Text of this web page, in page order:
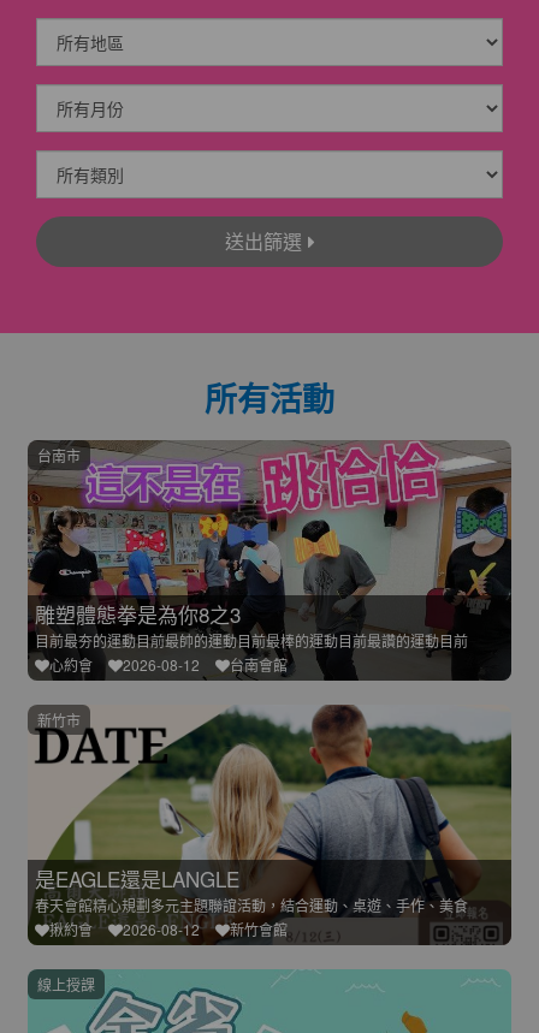
送出篩選
所有活動
雕塑體態拳是為你8之3
目前最夯的運動目前最帥的運動目前最棒的運動目前最讚的運動目前
心約會
2026-08-12 台南會館
台南市
是EAGLE還是LANGLE
春天會館精心規劃多元主題聯誼活動，結合運動、桌遊、手作、美食
揪約會
2026-08-12 新竹會館
新竹市
線上授課